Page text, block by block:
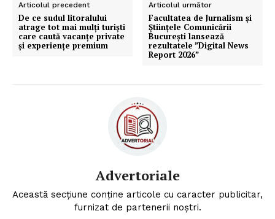
Un proiect
FREEDOM HOUSE ROMÂNIA
PRESShub
Despre noi / Echipa
Articolul precedent
De ce sudul litoralului
atrage tot mai mulți turiști
care caută vacanțe private
și experiențe premium
Articolul următor
Facultatea de Jurnalism și
Științele Comunicării
București lansează
rezultatele ”Digital News
Report 2026”
Advertoriale
Această secțiune conține articole cu caracter publicitar,
furnizat de partenerii noștri.